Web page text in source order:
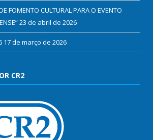
FOMENTO CULTURAL PARA O EVENTO
23 de abril de 2026
17 de março de 2026
CR2